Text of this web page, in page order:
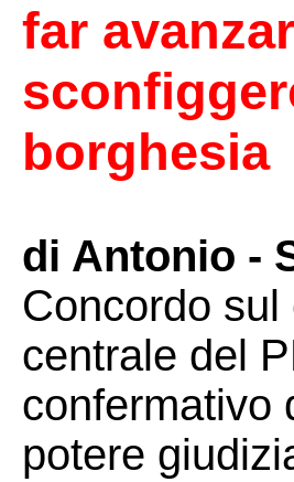
far
borghesia
di Antonio -
Concordo
centrale del
confermativo
potere